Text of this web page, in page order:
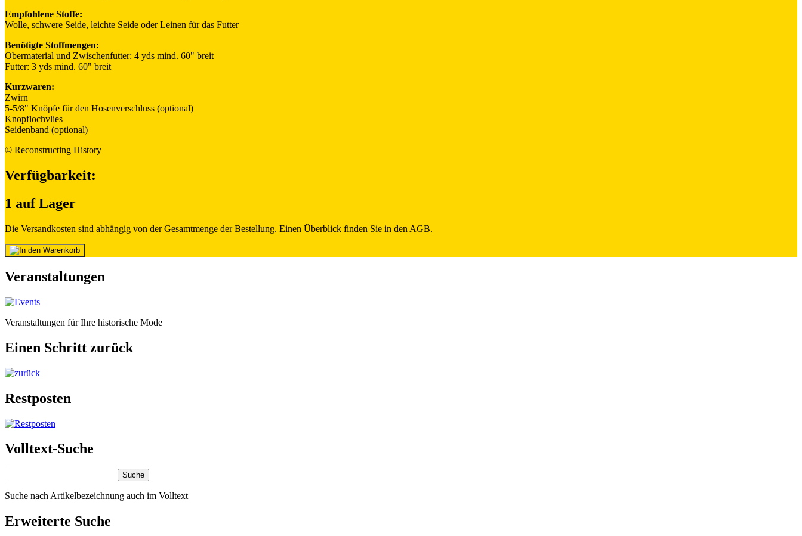
Empfohlene Stoffe:
Wolle, schwere Seide, leichte Seide oder Leinen für das Futter
Benötigte Stoffmengen:
Obermaterial und Zwischenfutter: 4 yds mind. 60" breit
Futter: 3 yds mind. 60" breit
Kurzwaren:
Zwirn
5-5/8" Knöpfe für den Hosenverschluss (optional)
Knopflochvlies
Seidenband (optional)
© Reconstructing History
Verfügbarkeit:
1 auf Lager
Die Versandkosten sind abhängig von der Gesamtmenge der Bestellung. Einen Überblick finden Sie in den AGB.
Veranstaltungen
Veranstaltungen für Ihre historische Mode
Einen Schritt zurück
Restposten
Volltext-Suche
Suche nach Artikelbezeichnung auch im Volltext
Erweiterte Suche